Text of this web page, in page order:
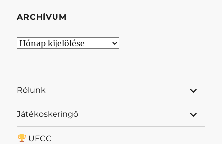
ARCHÍVUM
Archívum
Rólunk
almenü
Játékoskeringő
almenü
UFCC